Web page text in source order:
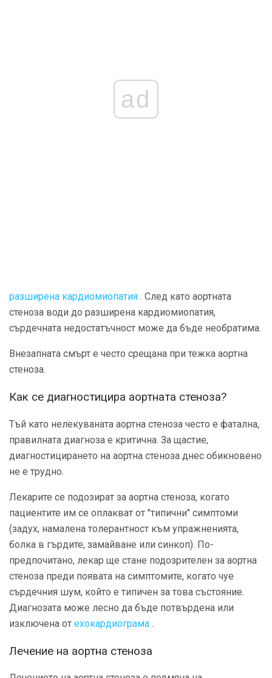
ad
разширена кардиомиопатия . След като аортната
стеноза води до разширена кардиомиопатия,
сърдечната недостатъчност може да бъде необратима.
Внезапната смърт е често срещана при тежка аортна
стеноза.
Как се диагностицира аортната стеноза?
Тъй като нелекуваната аортна стеноза често е фатална,
правилната диагноза е критична. За щастие,
диагностицирането на аортна стеноза днес обикновено
не е трудно.
Лекарите се подозират за аортна стеноза, когато
пациентите им се оплакват от "типични" симптоми
(задух, намалена толерантност към упражненията,
болка в гърдите, замайване или синкоп). По-
предпочитано, лекар ще стане подозрителен за аортна
стеноза преди появата на симптомите, когато чуе
сърдечния шум, който е типичен за това състояние.
Диагнозата може лесно да бъде потвърдена или
изключена от ехокардиограма .
Лечение на аортна стеноза